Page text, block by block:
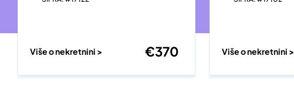
Više o nekretnini > €370 Više o nekretnini >